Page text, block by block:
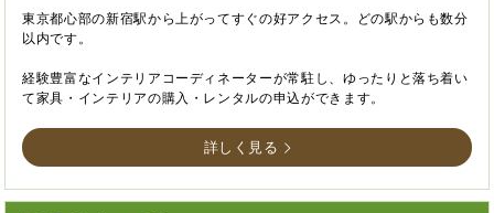
東京都心部の新宿駅から上がってすぐの好アクセス。どの駅からも数分
以内です。
経験豊富なインテリアコーディネーターが常駐し、ゆったりと落ち着い
て家具・インテリアの購入・レンタルの申込ができます。
詳しく見る